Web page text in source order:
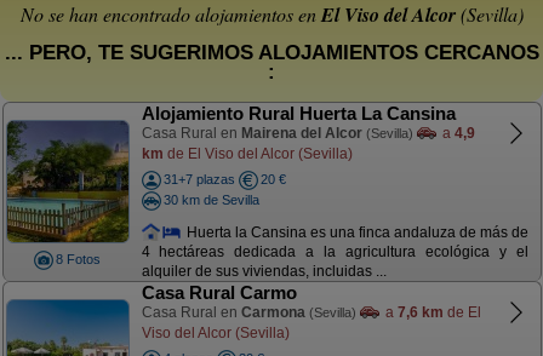
No se han encontrado alojamientos enEl Viso del Alcor(Sevilla)
... PERO, TE SUGERIMOS ALOJAMIENTOS CERCANOS
:
8 Fotos
Alojamiento Rural Huerta La Cansina
Casa Rural en Mairena del Alcor (Sevilla) a 4,9
km de El Viso del Alcor (Sevilla)
31+7 plazas
20 €
30 km de Sevilla
Huerta la Cansina es una finca andaluza de más de
4 hectáreas dedicada a la agricultura ecológica y el
alquiler de sus viviendas, incluidas ...
Casa Rural Carmo
Casa Rural en Carmona (Sevilla) a 7,6 km de El
Viso del Alcor (Sevilla)